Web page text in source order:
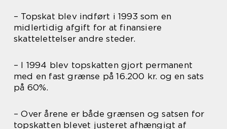
– Topskat blev indført i 1993 som en
midlertidig afgift for at finansiere
skattelettelser andre steder.
– I 1994 blev topskatten gjort permanent
med en fast grænse på 16.200 kr. og en sats
på 60%.
– Over årene er både grænsen og satsen for
topskatten blevet justeret afhængigt af